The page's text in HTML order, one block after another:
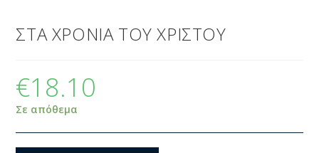
ΣΤΑ ΧΡΟΝΙΑ ΤΟΥ ΧΡΙΣΤΟΥ
€18.10
Σε απόθεμα